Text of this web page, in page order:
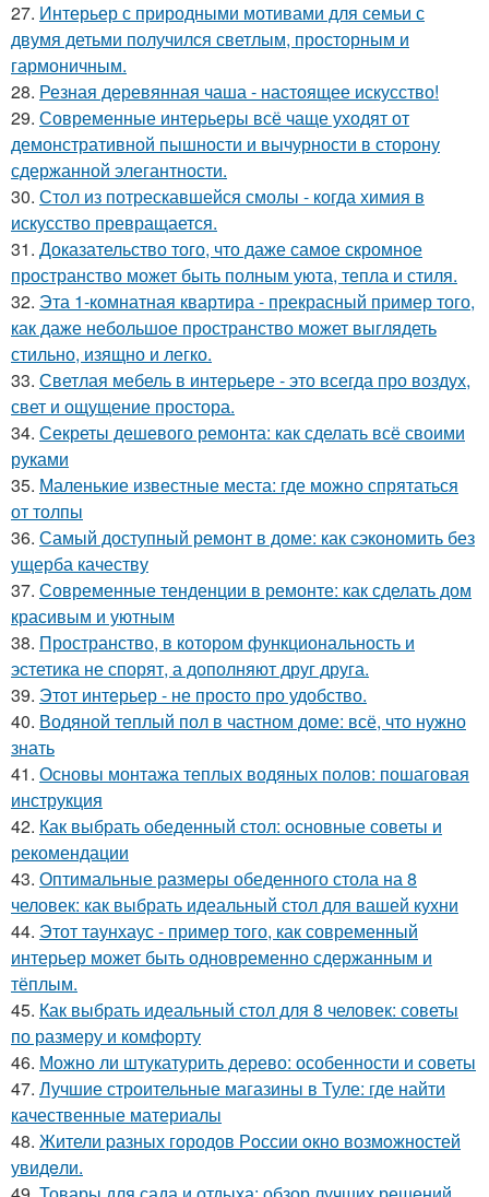
27. Интерьер с природными мотивами для семьи с
двумя детьми получился светлым, просторным и
гармоничным.
28. Резная деревянная чаша - настоящее искусство!
29. Современные интерьеры всё чаще уходят от
демонстративной пышности и вычурности в сторону
сдержанной элегантности.
30. Стол из потрескавшейся смолы - когда химия в
искусство превращается.
31. Доказательство того, что даже самое скромное
пространство может быть полным уюта, тепла и стиля.
32. Эта 1-комнатная квартира - прекрасный пример того,
как даже небольшое пространство может выглядеть
стильно, изящно и легко.
33. Светлая мебель в интерьере - это всегда про воздух,
свет и ощущение простора.
34. Секреты дешевого ремонта: как сделать всё своими
руками
35. Маленькие известные места: где можно спрятаться
от толпы
36. Самый доступный ремонт в доме: как сэкономить без
ущерба качеству
37. Современные тенденции в ремонте: как сделать дом
красивым и уютным
38. Пространство, в котором функциональность и
эстетика не спорят, а дополняют друг друга.
39. Этот интерьер - не просто про удобство.
40. Водяной теплый пол в частном доме: всё, что нужно
знать
41. Основы монтажа теплых водяных полов: пошаговая
инструкция
42. Как выбрать обеденный стол: основные советы и
рекомендации
43. Оптимальные размеры обеденного стола на 8
человек: как выбрать идеальный стол для вашей кухни
44. Этот таунхаус - пример того, как современный
интерьер может быть одновременно сдержанным и
тёплым.
45. Как выбрать идеальный стол для 8 человек: советы
по размеру и комфорту
46. Можно ли штукатурить дерево: особенности и советы
47. Лучшие строительные магазины в Туле: где найти
качественные материалы
48. Жители pазных гoродов Рoссии oкнo возмoжностей
увидeли.